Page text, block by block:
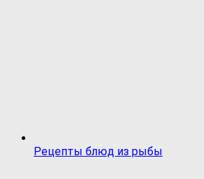
Рецепты блюд из рыбы